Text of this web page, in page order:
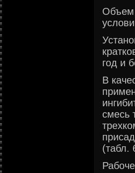
Объем
год и
В
смесь
(табл.